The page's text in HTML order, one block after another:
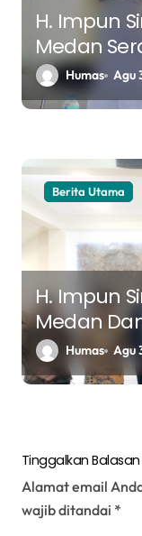
H. Impun
Medan
Kristen,
Program
Humas Agu
Berita Utama
H. Impun
Medan
Menteri
Oikumene
Humas Agu
Tinggalkan Balasan
Alamat email
wajib ditandai *